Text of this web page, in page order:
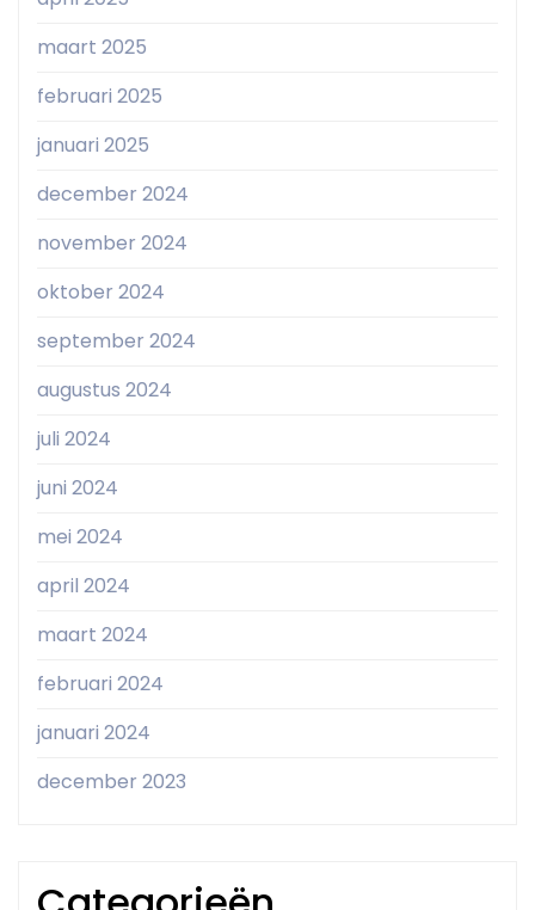
maart 2025
februari 2025
januari 2025
december 2024
november 2024
oktober 2024
september 2024
augustus 2024
juli 2024
juni 2024
mei 2024
april 2024
maart 2024
februari 2024
januari 2024
december 2023